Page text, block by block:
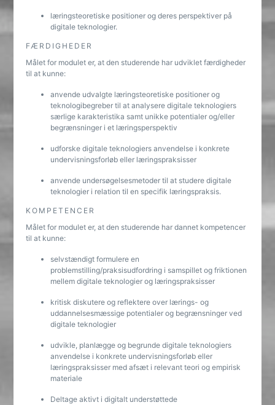
læringsteoretiske positioner og deres perspektiver på
digitale teknologier.
FÆRDIGHEDER
Målet for modulet er, at den studerende har udviklet færdigheder
til at kunne:
anvende udvalgte læringsteoretiske positioner og
teknologibegreber til at analysere digitale teknologiers
særlige karakteristika samt unikke potentialer og/eller
begrænsninger i et læringsperspektiv
udforske digitale teknologiers anvendelse i konkrete
undervisningsforløb eller læringspraksisser
anvende undersøgelsesmetoder til at studere digitale
teknologier i relation til en specifik læringspraksis.
KOMPETENCER
Målet for modulet er, at den studerende har dannet kompetencer
til at kunne:
selvstændigt formulere en
problemstilling/praksisudfordring i samspillet og friktionen
mellem digitale teknologier og læringspraksisser
kritisk diskutere og reflektere over lærings- og
uddannelsesmæssige potentialer og begrænsninger ved
digitale teknologier
udvikle, planlægge og begrunde digitale teknologiers
anvendelse i konkrete undervisningsforløb eller
læringspraksisser med afsæt i relevant teori og empirisk
materiale
Deltage aktivt i digitalt understøttede